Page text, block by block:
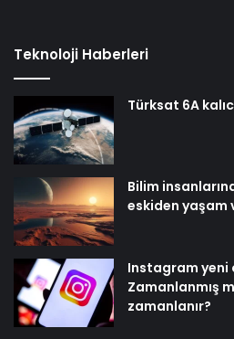
Teknoloji Haberleri
Türksat 6A
Bilim
eskiden yaşam
Instagram yeni
Zamanlanmış
zamanlanır?